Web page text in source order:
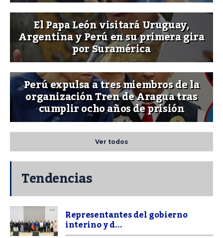
El Papa León visitará Uruguay,
Argentina y Perú en su primera gira
por Suramérica
Perú expulsa a tres miembros de la
organización Tren de Aragua tras
cumplir ocho años de prisión
Ver todos
Tendencias
Representantes del gobierno
interino y d...